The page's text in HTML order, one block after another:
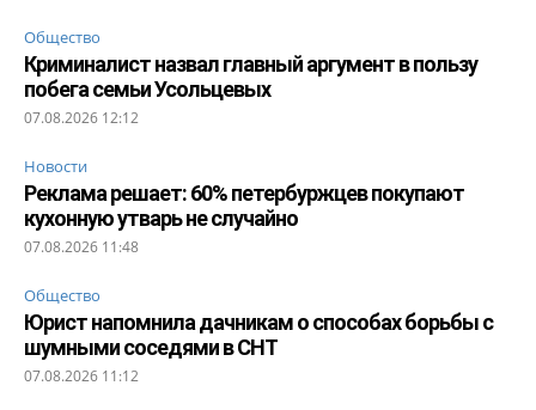
Общество
Криминалист назвал главный аргумент в пользу
побега семьи Усольцевых
07.08.2026 12:12
Новости
Реклама решает: 60% петербуржцев покупают
кухонную утварь не случайно
07.08.2026 11:48
Общество
Юрист напомнила дачникам о способах борьбы с
шумными соседями в СНТ
07.08.2026 11:12